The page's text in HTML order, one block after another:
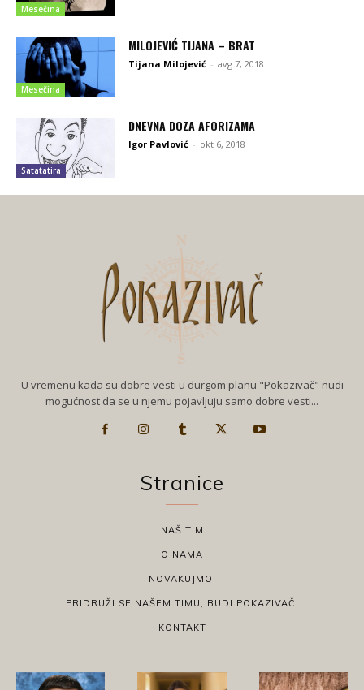
Mesečina
Mesečina
MILOJEVIĆ TIJANA – BRAT
Tijana Milojević - avg 7, 2018
Satatatira
DNEVNA DOZA AFORIZAMA
Igor Pavlović - okt 6, 2018
U vremenu kada su dobre vesti u durgom planu "Pokazivač" nudi
mogućnost da se u njemu pojavljuju samo dobre vesti...
Stranice
NAŠ TIM
O NAMA
NOVAKUJMO!
PRIDRUŽI SE NAŠEM TIMU, BUDI POKAZIVAČ!
KONTAKT